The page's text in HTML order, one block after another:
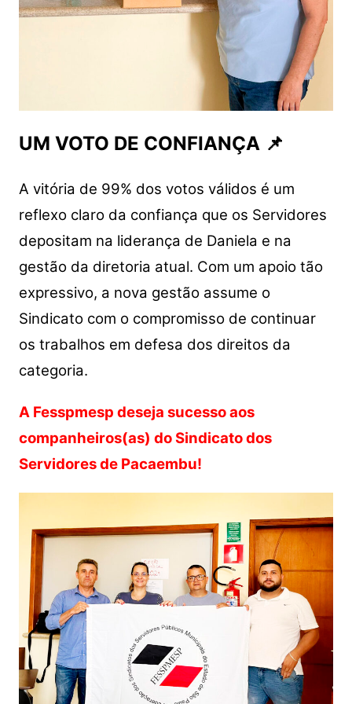
UM VOTO DE CONFIANÇA 📌
A vitória de 99% dos votos válidos é um
reflexo claro da confiança que os Servidores
depositam na liderança de Daniela e na
gestão da diretoria atual. Com um apoio tão
expressivo, a nova gestão assume o
Sindicato com o compromisso de continuar
os trabalhos em defesa dos direitos da
categoria.
A Fesspmesp deseja sucesso aos
companheiros(as) do Sindicato dos
Servidores de Pacaembu!